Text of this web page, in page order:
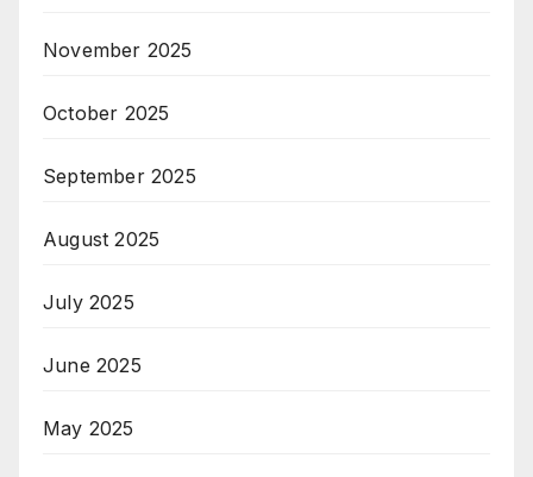
November 2025
October 2025
September 2025
August 2025
July 2025
June 2025
May 2025